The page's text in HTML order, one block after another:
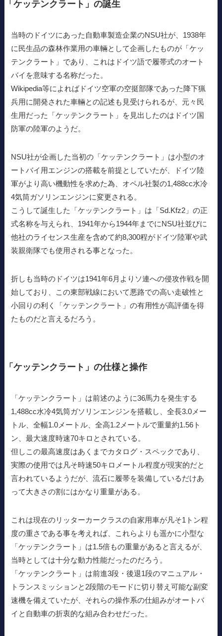
「ケッテンクラート」の誕生
当時のドイツにあった自動車製造企業のNSU社が、1938年
に民生品の森林作業用の車輛として企画したものが「ケッ
テンクラート」であり、これはドイツ語で履帯式のオート
バイを意味する名称だった。
Wikipedia等によればドイツ空軍の空挺部隊であった降下猟
兵用に開発された車輛との記述も見受けられるが、元々民
生用だった「ケッテンクラート」を見出したのはドイツ国
防軍の陸軍のようだ。
NSU社が企画した当初の「ケッテンクラート」は小型のオ
ートバイ用エンジンの搭載を前提としていたが、ドイツ陸
軍がより高い機動性を求めた為、オペル社製の1,488cc水冷
4気筒ガソリンエンジンに変更される。
こうして誕生した「ケッテンクラート」は「Sd.Kfz2」の正
式名称を与えられ、1941年から1944年までにNSU社並びに
他社のライセンス生産を含めて約8,300程がドイツ陸軍や武
装親衛隊でも使用される事となった。
折しも当時のドイツは1941年6月よりソ連への侵攻作戦を開
始しており、この東部戦線において悪路での高い走破性と
小回りの利く「ケッテンクラート」の有用性が高評価を得
たものだと言えるだろう。
「ケッテンクラート」の仕様と操作
「ケッテンクラート」は前述のように36馬力を発生する
1,488cc水冷4気筒ガソリンエンジンを搭載し、全長3.0メー
トル、全幅1.0メートル、全高1.2メートルで重量約1.56ト
ン、最大速度時速70キロとされている。
但しこの最高速度はあくまでカタログ・スペックであり、
実際の使用では凡そ時速50キロメートル程度が現実的だと
言われているようだが、流石に履帯を装備しているだけあ
って大きさの割にはかなり重量がある。
これは現在のリッターカークラスの自家用車が凡そ1トン程
度の重さである事を考えれば、これらよりも遥かに小型な
「ケッテンクラート」は1.5倍もの重量があると言えるが、
当時としては十分な動力性能だったのだろう。
「ケッテンクラート」は前進3段・後退1段のマニュアル・
トランスミッションと2段階のモードに切り替え可能な副変
速機を備えていたが、それらの操作系の仕組みがオートバ
イと自動車の折衷的な組み合わせだった。